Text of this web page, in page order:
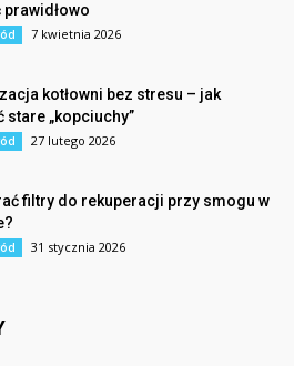
7 kwietnia 2026
kotłowni bez stresu – jak
stare „kopciuchy”
27 lutego 2026
filtry do rekuperacji przy smogu w
31 stycznia 2026